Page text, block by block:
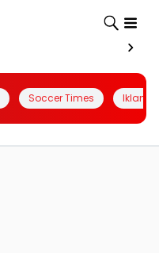
Soccer Times Iklanin